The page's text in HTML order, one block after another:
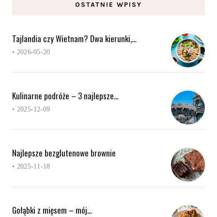
OSTATNIE WPISY
Tajlandia czy Wietnam? Dwa kierunki,…
• 2026-05-20
Kulinarne podróże – 3 najlepsze…
• 2025-12-09
Najlepsze bezglutenowe brownie
• 2025-11-18
Gołąbki z mięsem – mój…